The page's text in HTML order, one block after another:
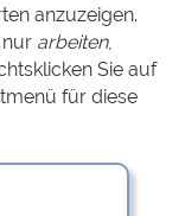
anzuzeigen.
nur arbeiten,
Sie auf
für diese